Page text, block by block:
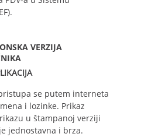
VERZIJA
se putem interneta
i lozinke. Prikaz
u štampanoj verziji
jednostavna i brza.